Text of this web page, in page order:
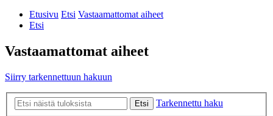
Etusivu Etsi Vastaamattomat aiheet
Etsi
Vastaamattomat aiheet
Siirry tarkennettuun hakuun
Etsi
Tarkennettu haku